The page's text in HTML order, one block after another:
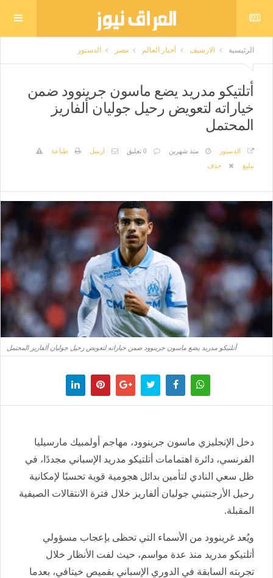
الرئيسية الارشيف أخبار العالم مصر الدستور
أتلتيكو مدريد يضع ماسون جرينوود ضمن
خياراته لتعويض رحيل جوليان ألفاريز
المحتمل
الدستور منذ شهرين 0 تعليق ارسل
طباعة
تبليغ
حذف
أتلتيكو مدريد يضع ماسون جرينوود ضمن خياراته لتعويض رحيل جوليان ألفاريز المحتمل
دخل الإنجليزي ماسون جرينوود، مهاجم أولمبيك مارسيليا
الفرنسي، دائرة اهتمامات أتلتيكو مدريد الإسباني مجددًا، في
ظل سعي النادي لتأمين بدائل هجومية قوية تحسبًا لإمكانية
رحيل الأرجنتيني جوليان ألفاريز خلال فترة الانتقالات الصيفية
المقبلة.
ويُعد غرينوود من الأسماء التي تحظى بإعجاب مسؤولي
أتلتيكو مدريد منذ عدة مواسم، حيث لفت الأنظار خلال
تجربته السابقة في الدوري الإسباني بقميص خيتافي، بعدما